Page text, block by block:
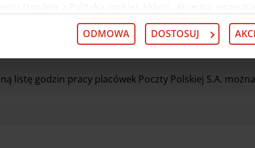
w związku z tym uprawnieniach,
ODMOWA DOSTOSUJ
listę godzin pracy placówek Poczty Polskiej S.A.